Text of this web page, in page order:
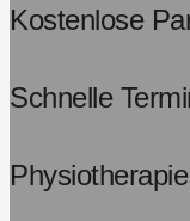
Kostenlose
Schnelle